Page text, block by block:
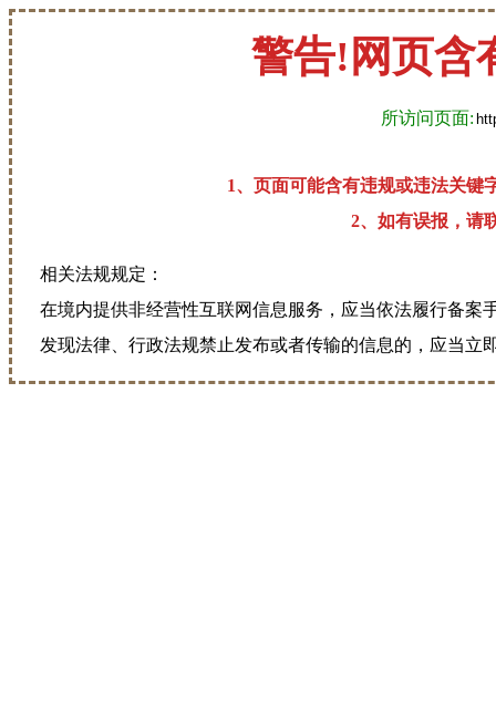
警告!网页含
所访问页面:
1、页面可能含有违规或违法关键
2、如有误报，请
相关法规规定：
在境内提供非经营性互联网信息服务，应当依法履行备案
发现法律、行政法规禁止发布或者传输的信息的，应当